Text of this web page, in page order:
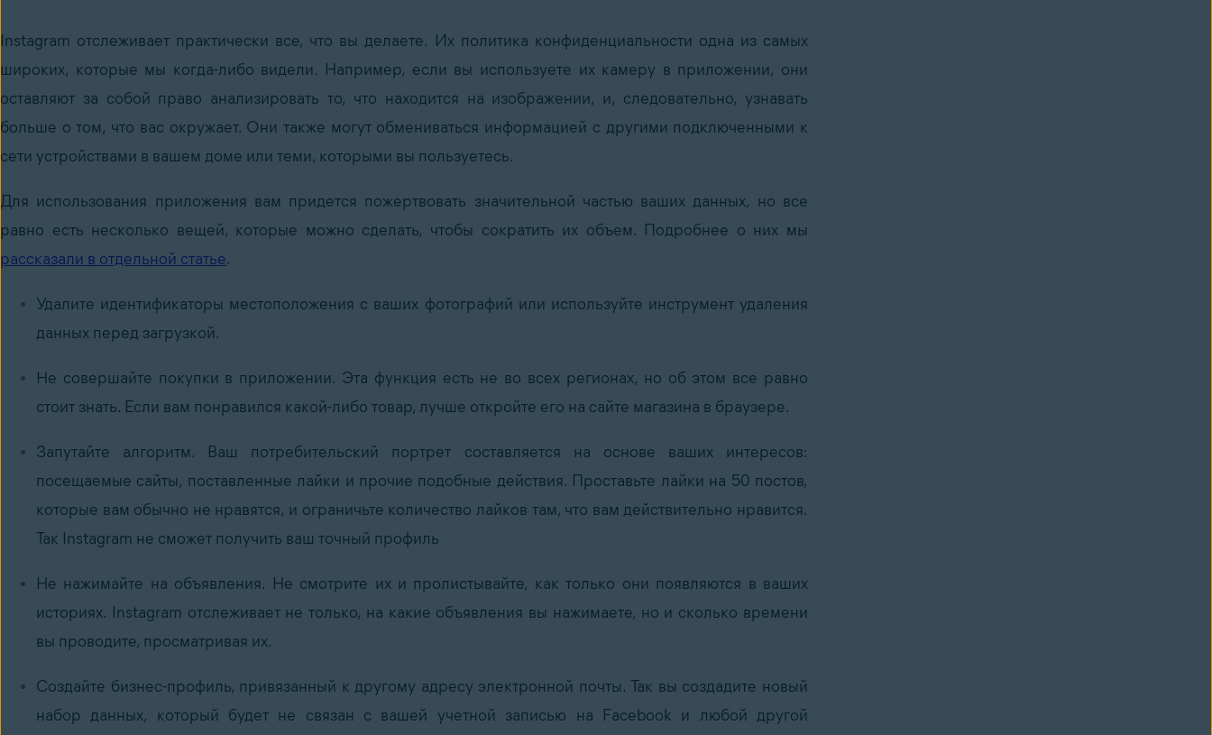
Instagram отслеживает практически все, что вы делаете. Их политика конфиденциальности одна из самых
широких, которые мы когда-либо видели. Например, если вы используете их камеру в приложении, они
оставляют за собой право анализировать то, что находится на изображении, и, следовательно, узнавать
больше о том, что вас окружает. Они также могут обмениваться информацией с другими подключенными к
сети устройствами в вашем доме или теми, которыми вы пользуетесь.
Для использования приложения вам придется пожертвовать значительной частью ваших данных, но все
равно есть несколько вещей, которые можно сделать, чтобы сократить их объем. Подробнее о них мы
рассказали в отдельной статье.
Удалите идентификаторы местоположения с ваших фотографий или используйте инструмент удаления
данных перед загрузкой.
Не совершайте покупки в приложении. Эта функция есть не во всех регионах, но об этом все равно
стоит знать. Если вам понравился какой-либо товар, лучше откройте его на сайте магазина в браузере.
Запутайте алгоритм. Ваш потребительский портрет составляется на основе ваших интересов:
посещаемые сайты, поставленные лайки и прочие подобные действия. Проставьте лайки на 50 постов,
которые вам обычно не нравятся, и ограничьте количество лайков там, что вам действительно нравится.
Так Instagram не сможет получить ваш точный профиль
Не нажимайте на объявления. Не смотрите их и пролистывайте, как только они появляются в ваших
историях. Instagram отслеживает не только, на какие объявления вы нажимаете, но и сколько времени
вы проводите, просматривая их.
Создайте бизнес-профиль, привязанный к другому адресу электронной почты. Так вы создадите новый
набор данных, который будет не связан с вашей учетной записью на Facebook и любой другой